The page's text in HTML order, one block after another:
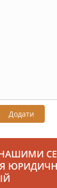
Додати